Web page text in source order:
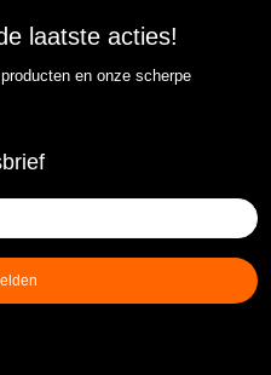
laatste acties!
en onze scherpe